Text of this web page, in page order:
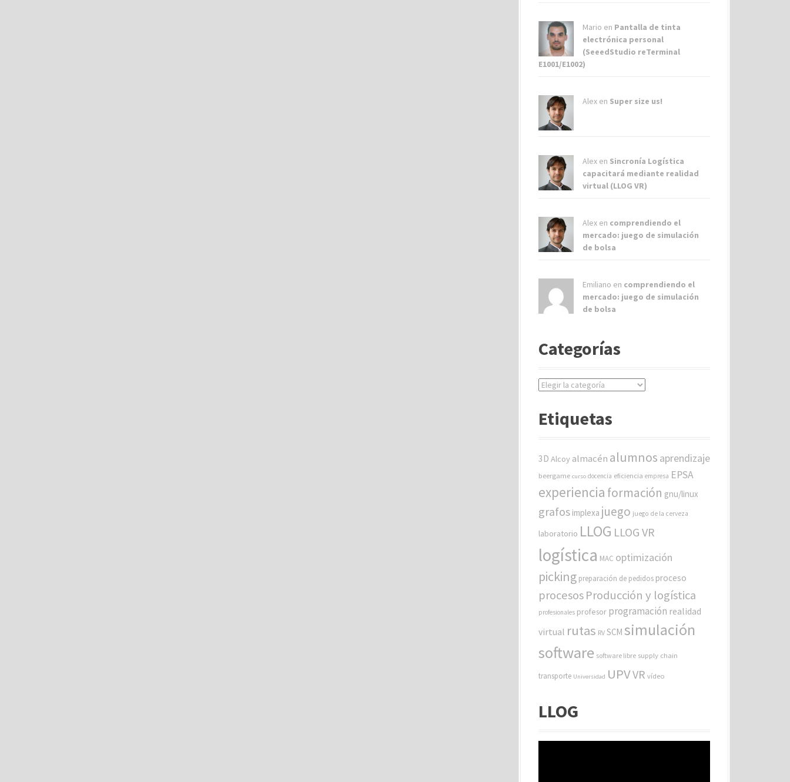
Mario en Pantalla de tinta
electrónica personal
(SeeedStudio reTerminal
E1001/E1002)
Alex en Super size us!
Alex en Sincronía Logística
capacitará mediante realidad
virtual (LLOG VR)
Alex en comprendiendo el
mercado: juego de simulación
de bolsa
Emiliano en comprendiendo el
mercado: juego de simulación
de bolsa
Categorías
C
e
r
s
Etiquetas
3D Alcoy almacén alumnos aprendizaje
beergame curso docencia eficiencia empresa EPSA
experiencia formación gnu/linux
grafos implexa juego juego de la cerveza
laboratorio LLOG LLOG VR
logística MAC optimización
picking preparación de pedidos proceso
procesosProducción y logística
profesionales profesor programación realidad
virtual rutas RV SCM simulación
software software libre supply chain
transporte Universidad UPVVR vídeo
LLOG